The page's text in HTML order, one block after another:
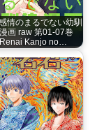
情のまるでない幼馴
画 raw 第01-07巻
Kanjo no…